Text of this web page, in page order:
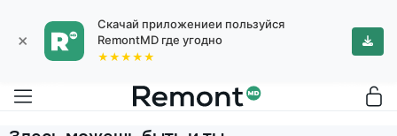
×
Скачай приложениеи пользуйся
RemontMD где угодно
★★★★★